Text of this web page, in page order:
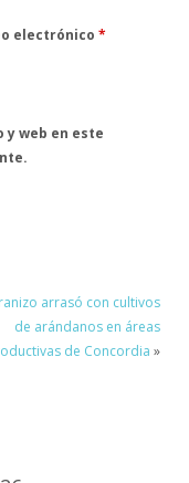
electrónico*
y web en este
arrasó con cultivos
de arándanos en áreas
de Concordia »